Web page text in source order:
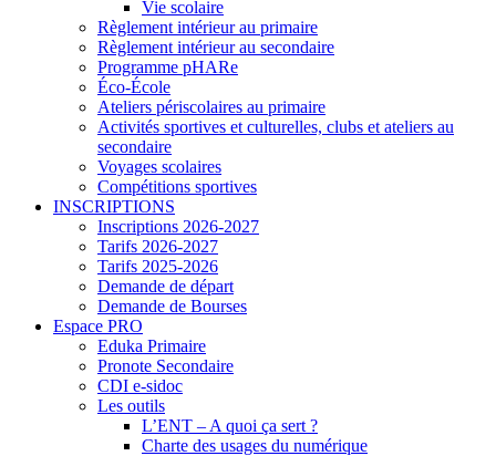
Vie scolaire
Règlement intérieur au primaire
Règlement intérieur au secondaire
Programme pHARe
Éco-École
Ateliers périscolaires au primaire
Activités sportives et culturelles, clubs et ateliers au
secondaire
Voyages scolaires
Compétitions sportives
INSCRIPTIONS
Inscriptions 2026-2027
Tarifs 2026-2027
Tarifs 2025-2026
Demande de départ
Demande de Bourses
Espace PRO
Eduka Primaire
Pronote Secondaire
CDI e-sidoc
Les outils
L’ENT – A quoi ça sert ?
Charte des usages du numérique